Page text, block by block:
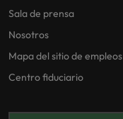
Sala de prensa
Nosotros
Mapa del sitio de empleos
Centro fiduciario